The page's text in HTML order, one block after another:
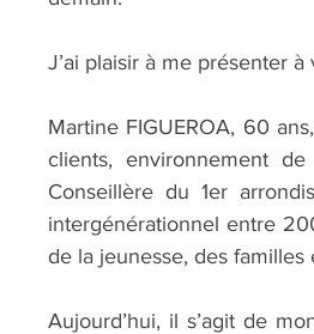
J’ai plaisir à me présenter
Martine FIGUEROA, 60
clients, environnement
Conseillère du 1er
intergénérationnel entre
de la jeunesse, des
Aujourd’hui, il s’agit de